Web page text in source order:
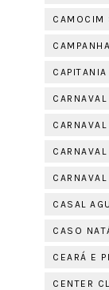
CAMOCIM
CARNAVAL
CASAL
CASO
CEARÁ E
CENTER